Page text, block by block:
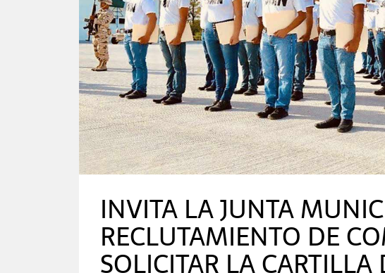
INVITA LA JUNTA
RECLUTAMIENTO DE
SOLICITAR LA CARTILLA